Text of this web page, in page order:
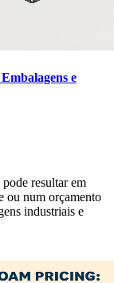
e
pode resultar em
ou num orçamento
industriais e